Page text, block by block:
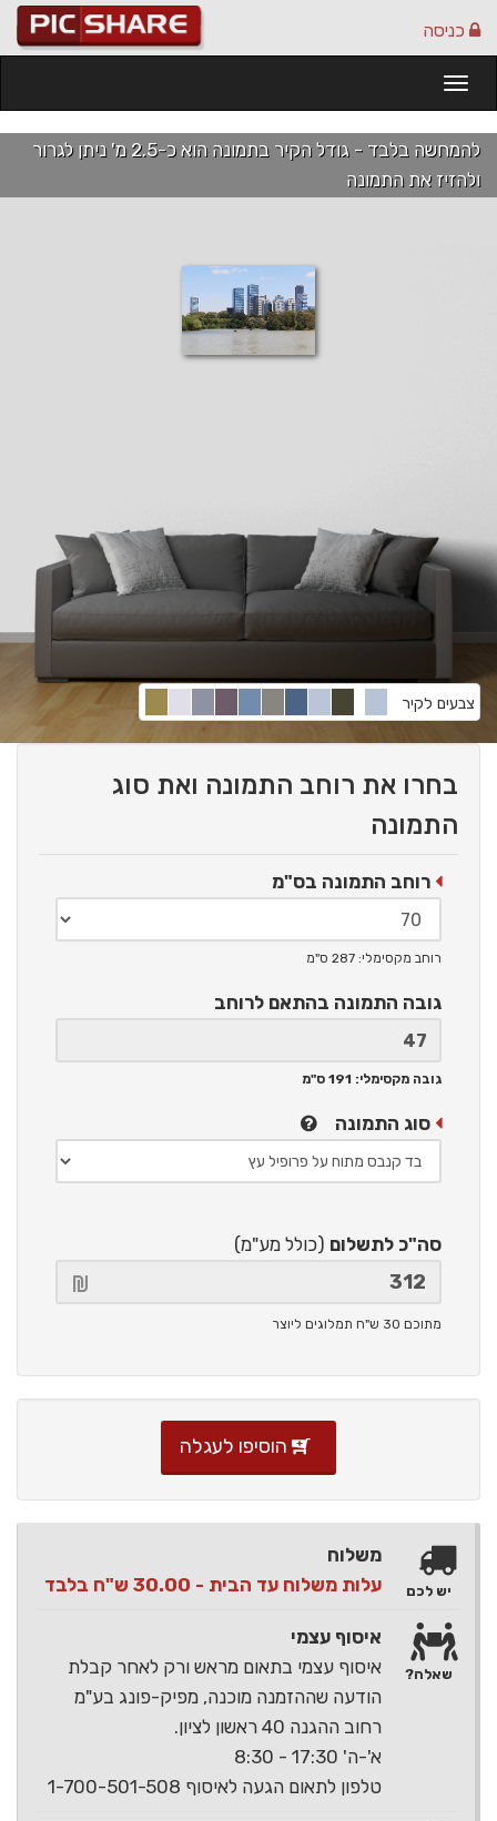
כניסה
להמחשה בלבד - גודל הקיר בתמונה הוא כ-2.5 מ' ניתן לגרור
ולהזיז את התמונה
צבעים לקיר
בחרו את רוחב התמונה ואת סוג
התמונה
רוחב התמונה בס"מ
רוחב מקסימלי: 287 ס"מ
גובה התמונה בהתאם לרוחב
גובה מקסימלי: 191 ס"מ
סוג התמונה
סה"כ לתשלום (כולל מע"מ)
מתוכם 30 ש"ח תמלוגים ליוצר
הוסיפו לעגלה
משלוח
עלות משלוח עד הבית - 30.00 ש"ח בלבד
איסוף עצמי
איסוף עצמי בתאום מראש ורק לאחר קבלת
הודעה שההזמנה מוכנה, מפיק-פונג בע"מ
רחוב ההגנה 40 ראשון לציון.
א'-ה' 17:30 - 8:30
טלפון לתאום הגעה לאיסוף 1-700-501-508
יש לכם
שאלה?